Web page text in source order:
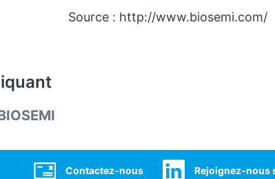
Source : http://www.biosemi.com/
SocialContactez-nous Rejoignez-nous